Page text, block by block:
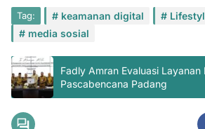
Tag: keamanan digital
media sosial
Fadly Amran Evaluasi Layanan
Pascabencana Padang